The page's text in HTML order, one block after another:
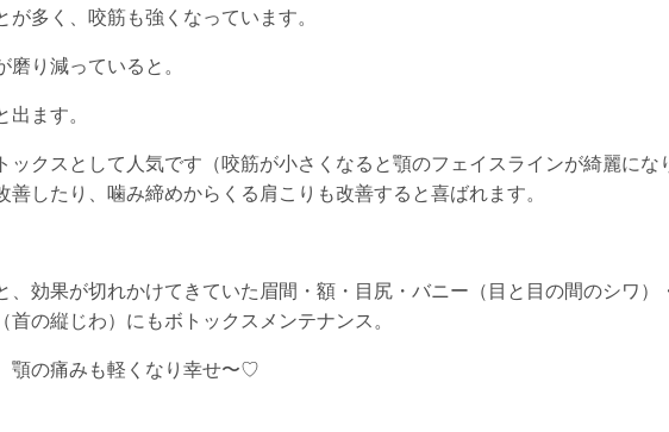
多く、咬筋も強くなっています。
り減っていると。
ます。
ックスとして人気です（咬筋が小さくなると顎のフェイスラインが綺麗にな
したり、噛み締めからくる肩こりも改善すると喜ばれます。
、効果が切れかけてきていた眉間・額・目尻・バニー（目と目の間のシワ）
首の縦じわ）にもボトックスメンテナンス。
顎の痛みも軽くなり幸せ〜♡